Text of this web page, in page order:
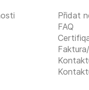
Přidat
FAQ